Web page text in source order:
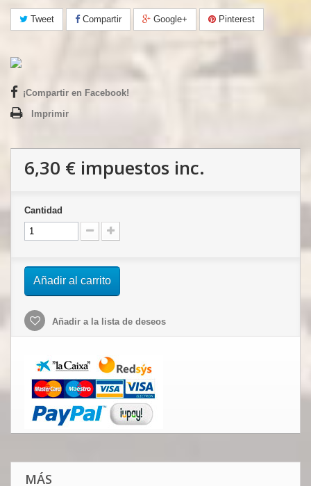
Tweet Compartir Google+ Pinterest
¡Compartir en Facebook!
Imprimir
6,30 € impuestos inc.
Cantidad
Añadir al carrito
Añadir a la lista de deseos
MÁS